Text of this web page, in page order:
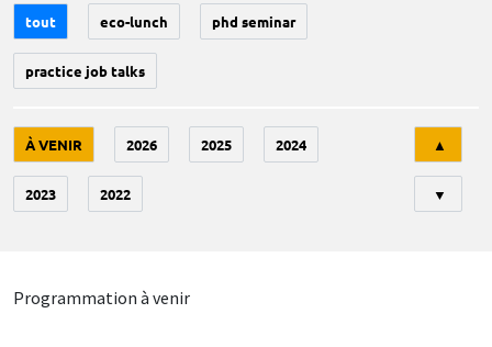
tout eco-lunch phd seminar
practice job talks
À VENIR 2026 2025 2024
2023 2022
▲
▼
Programmation à venir